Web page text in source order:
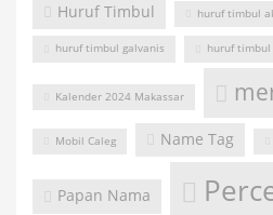
Huruf Timbul huruf timbul
huruf timbul galvanis huruf
Kalender 2024 Makassar
Mobil Caleg Name Tag
Papan Nama